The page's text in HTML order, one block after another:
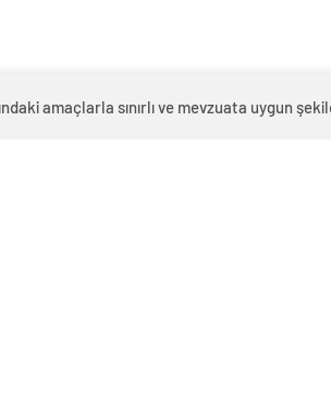
amaçlarla sınırlı ve mevzuata uygun